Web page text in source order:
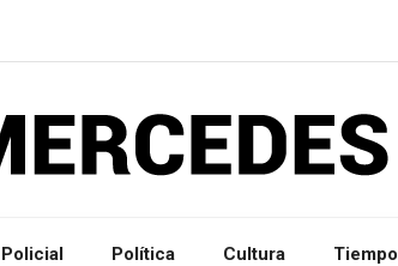
Policial Política Cultura Tiempo